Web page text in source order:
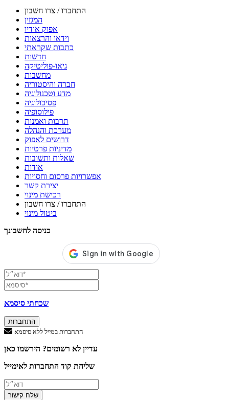
התחברו / צרו חשבון
המגזין
אפוק אודיו
וידאו והרצאות
כתבות שקראתי
חדשות
גיאו-פוליטיקה
מחשבות
חברה והיסטוריה
מדע וטכנולוגיה
פסיכולוגיה
פילוסופיה
תרבות ואמנות
מערכת והנהלה
דרושים לאפוק
מדיניות פרטיות
שאלות ותשובות
אודות
אפשרויות פרסום וחסויות
יצירת קשר
רכישת מינוי
התחברו / צרו חשבון
ביטול מינוי
כניסה לחשבונך
שכחתי סיסמא
התחברות
התחברות במייל ללא סיסמא
עדיין לא רשומים? הירשמו כאן
שליחת קוד התחברות לאימייל
שלח קישור